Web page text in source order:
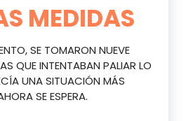
MEDIDAS
SE TOMARON NUEVE
QUE INTENTABAN PALIAR LO
UNA SITUACIÓN MÁS
SE ESPERA.